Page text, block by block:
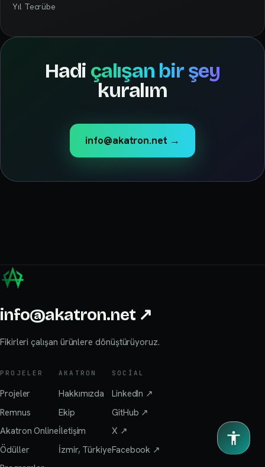
Yıl Tecrübe
Hadi çalışan bir şey
kuralım
info@akatron.net →
info@akatron.net ↗
Fikirleri çalışan ürünlere dönüştürüyoruz.
PROJELER
Projeler
Remnus
Akatron Online
Ödüller
AKATRON
Hakkımızda
Ekip
İletişim
İzmir, Türkiye
SOCIAL
LinkedIn ↗
GitHub ↗
X ↗
Facebook ↗